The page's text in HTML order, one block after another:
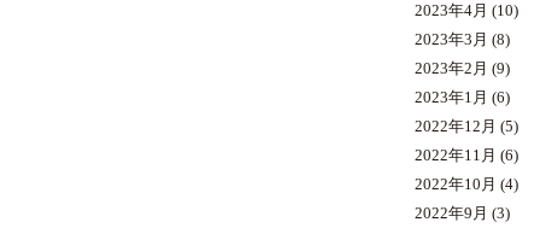
2023年4月 (10)
2023年3月 (8)
2023年2月 (9)
2023年1月 (6)
2022年12月 (5)
2022年11月 (6)
2022年10月 (4)
2022年9月 (3)